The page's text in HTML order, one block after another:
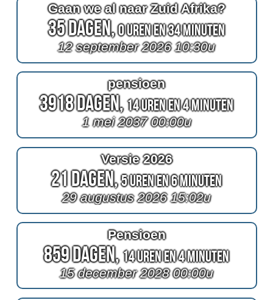
Gaan we al naar Zuid Afrika?
35 Dagen,0 Uren en 34 Minuten
12 september 2026 10:30u
pensioen
3918 Dagen,14 Uren en 4 Minuten
1 mei 2037 00:00u
Versie 2026
21 Dagen,5 Uren en 6 Minuten
29 augustus 2026 15:02u
Pensioen
859 Dagen,14 Uren en 4 Minuten
15 december 2028 00:00u